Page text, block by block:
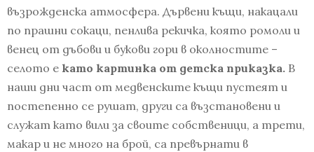
възрожденска атмосфера. Дървени къщи, накацали
по прашни сокаци, пенлива рекичка, която ромоли и
венец от дъбови и букови гори в околностите –
селото е като картинка от детска приказка. В
наши дни част от медвенските къщи пустеят и
постепенно се рушат, други са възстановени и
служат като вили за своите собственици, а трети,
макар и не много на брой, са превърнати в